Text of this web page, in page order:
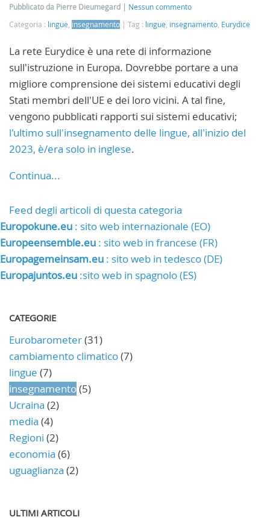
Pubblicato da Pierre Dieumegard
Nessun commento
Categoria : lingue, insegnamento Tag : lingue, insegnamento, Eurydice
La rete Eurydice è una rete di informazione
sull'istruzione in Europa. Dovrebbe portare a una
migliore comprensione dei sistemi educativi degli
Stati membri dell'UE e dei loro vicini. A tal fine,
vengono pubblicati rapporti sui sistemi educativi;
l'ultimo sull'insegnamento delle lingue, all'inizio del
2023, è/era solo in inglese.
Continua...
Feed degli articoli di questa categoria
Europokune.eu : sito web internazionale (EO)
Europeensemble.eu : sito web in francese (FR)
Europagemeinsam.eu : sito web in tedesco (DE)
Europajuntos.eu :sito web in spagnolo (ES)
CATEGORIE
Eurobarometer(31)
cambiamento climatico(7)
lingue (7)
insegnamento(5)
Ucraina (2)
media (4)
Regioni (2)
economia (6)
uguaglianza (2)
ULTIMI ARTICOLI